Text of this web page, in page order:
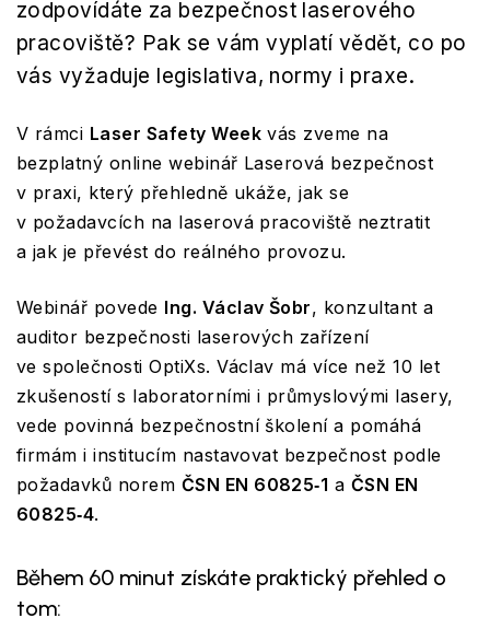
zodpovídáte za bezpečnost laserového
pracoviště? Pak se vám vyplatí vědět, co po
vás vyžaduje legislativa, normy i praxe.
V rámci Laser Safety Week vás zveme na
bezplatný online webinář Laserová bezpečnost
v praxi, který přehledně ukáže, jak se
v požadavcích na laserová pracoviště neztratit
a jak je převést do reálného provozu.
Webinář povede Ing. Václav Šobr, konzultant a
auditor bezpečnosti laserových zařízení
ve společnosti OptiXs. Václav má více než 10 let
zkušeností s laboratorními i průmyslovými lasery,
vede povinná bezpečnostní školení a pomáhá
firmám i institucím nastavovat bezpečnost podle
požadavků norem ČSN EN 60825‑1 a ČSN EN
60825‑4.
Během 60 minut získáte praktický přehled o
tom: